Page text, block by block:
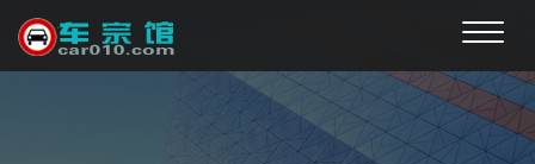
Toggle